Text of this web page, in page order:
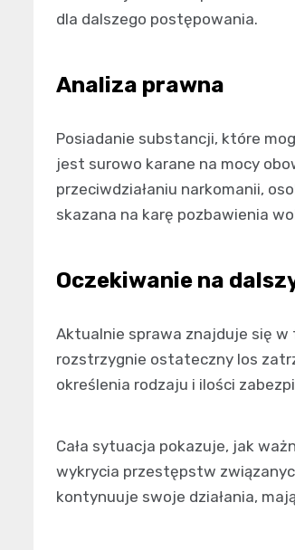
dla dalszego postępowania.
Analiza prawna
Posiadanie substancji, które
jest surowo karane na mocy
przeciwdziałaniu narkomanii,
skazana na karę pozbawienia
Oczekiwanie na
Aktualnie sprawa znajduje się
rozstrzygnie ostateczny los
określenia rodzaju i ilości
Cała sytuacja pokazuje, jak
wykrycia przestępstw
kontynuuje swoje działania,